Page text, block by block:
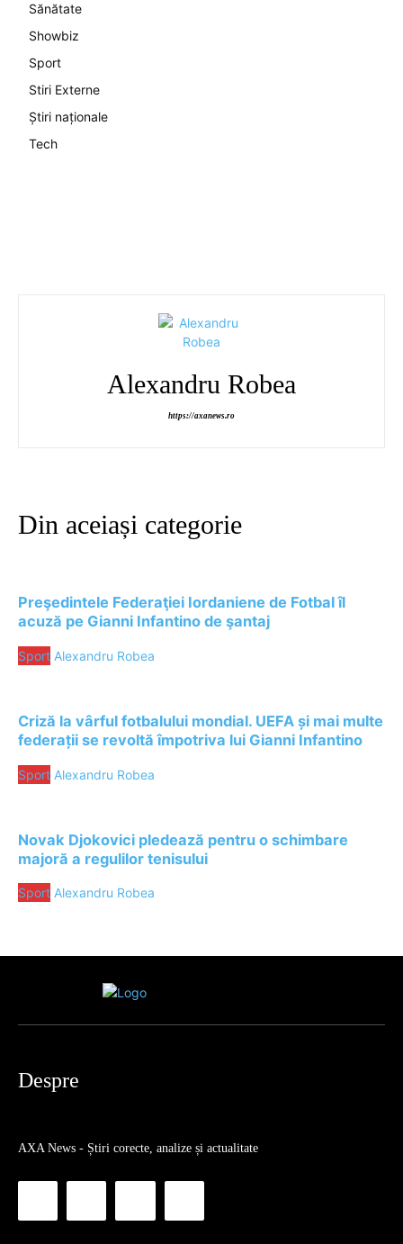
Sănătate
Showbiz
Sport
Stiri Externe
Știri naționale
Tech
Alexandru Robea
https://axanews.ro
Din aceiași categorie
Preşedintele Federaţiei Iordaniene de Fotbal îl
acuză pe Gianni Infantino de şantaj
Sport Alexandru Robea
Criză la vârful fotbalului mondial. UEFA și mai multe
federații se revoltă împotriva lui Gianni Infantino
Sport Alexandru Robea
Novak Djokovici pledează pentru o schimbare
majoră a regulilor tenisului
Sport Alexandru Robea
Despre
AXA News - Știri corecte, analize și actualitate